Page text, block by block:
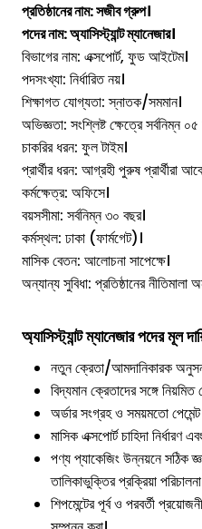
প্রতিষ্ঠানের নাম: সজীব গ্রুপ।
পদের নাম: অ্যাসিস্ট্যান্ট ম্যানেজার।
বিভাগের নাম: এক্সপোর্ট, ফুড আইটেম।
পদসংখ্যা: নির্ধারিত নয়।
শিক্ষাগত যোগ্যতা: স্নাতক/সমমান।
অভিজ্ঞতা: সংশ্লিষ্ট ক্ষেত্রে সর্বনিম্ন
চাকরির ধরন: ফুল টাইম।
প্রার্থীর ধরন: আগ্রহী পুরুষ প্রার্থীরা
কর্মক্ষেত্র: অফিসে।
বয়সসীমা: সর্বনিম্ন ৩০ বছর।
কর্মস্থল: ঢাকা (ফার্মগেট)।
মাসিক বেতন: আলোচনা সাপেক্ষে।
অন্যান্য সুবিধা: প্রতিষ্ঠানের নীতিমালা
অ্যাসিস্ট্যান্ট ম্যানেজারপদের মূল
নতুন ক্রেতা/আমদানিকারক
বিদ্যমান ক্রেতাদের সঙ্গে
অর্ডার সংগ্রহ ও সময়মতো পেমেন্ট
মাসিক এক্সপোর্ট চাহিদা
পণ্য প্যাকেজিং উন্নয়নে সঠিক
তালিকাভুক্তির প্রক্রিয়া
শিপমেন্টের পূর্ব ও পরবর্তী